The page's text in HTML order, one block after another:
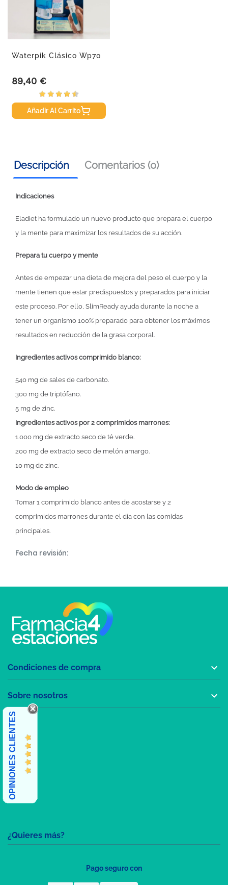
Waterpik Clásico Wp70
Precio
89,40 €
Añadir Al Carrito
Descripción Comentarios (0)
Indicaciones
Eladiet ha formulado un nuevo producto que prepara el cuerpo
y la mente para maximizar los resultados de su acción.
Prepara tu cuerpo y mente
Antes de empezar una dieta de mejora del peso el cuerpo y la
mente tienen que estar predispuestos y preparados para iniciar
este proceso. Por ello, SlimReady ayuda durante la noche a
tener un organismo 100% preparado para obtener los máximos
resultados en reducción de la grasa corporal.
Ingredientes activos comprimido blanco:
540 mg de sales de carbonato.
300 mg de triptófano.
5 mg de zinc.
Ingredientes activos por 2 comprimidos marrones:
1.000 mg de extracto seco de té verde.
200 mg de extracto seco de melón amargo.
10 mg de zinc.
Modo de empleo
Tomar 1 comprimido blanco antes de acostarse y 2
comprimidos marrones durante el día con las comidas
principales.
Fecha revisión:
¿Quieres más?
Condiciones de compra 
Sobre nosotros 
OPINIONES CLIENTES
Pago seguro con